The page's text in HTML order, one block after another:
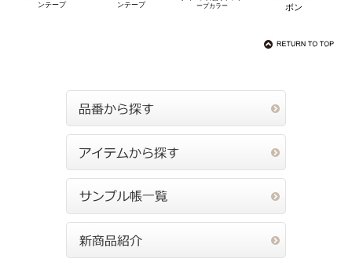
ンテープ
ンテープ
ープカラー
ボン